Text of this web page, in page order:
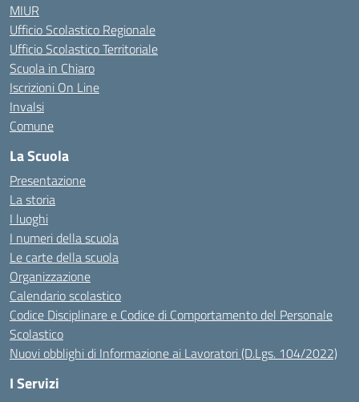
MIUR
Ufficio Scolastico Regionale
Ufficio Scolastico Territoriale
Scuola in Chiaro
Iscrizioni On Line
Invalsi
Comune
La Scuola
Presentazione
La storia
I luoghi
I numeri della scuola
Le carte della scuola
Organizzazione
Calendario scolastico
Codice Disciplinare e Codice di Comportamento del Personale
Scolastico
Nuovi obblighi di Informazione ai Lavoratori (D.Lgs. 104/2022)
I Servizi